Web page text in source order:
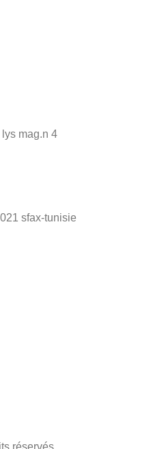
mag.n 4
sfax-tunisie
réservés.